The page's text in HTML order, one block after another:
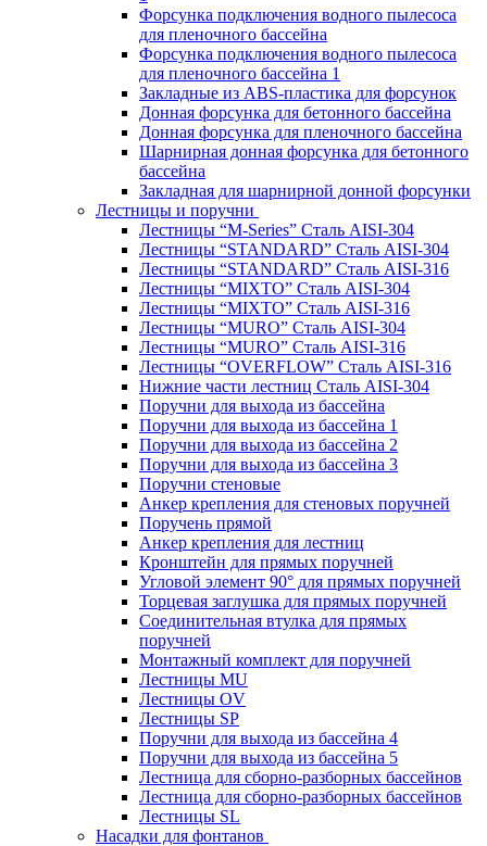
Форсунка подключения водного пылесоса
для пленочного бассейна
Форсунка подключения водного пылесоса
для пленочного бассейна 1
Закладные из ABS-пластика для форсунок
Донная форсунка для бетонного бассейна
Донная форсунка для пленочного бассейна
Шарнирная донная форсунка для бетонного
бассейна
Закладная для шарнирной донной форсунки
Лестницы и поручни
Лестницы “M-Series” Сталь AISI-304
Лестницы “STANDARD” Сталь AISI-304
Лестницы “STANDARD” Сталь AISI-316
Лестницы “MIXTO” Сталь AISI-304
Лестницы “MIXTO” Сталь AISI-316
Лестницы “MURO” Сталь AISI-304
Лестницы “MURO” Сталь AISI-316
Лестницы “OVERFLOW” Сталь AISI-316
Нижние части лестниц Сталь AISI-304
Поручни для выхода из бассейна
Поручни для выхода из бассейна 1
Поручни для выхода из бассейна 2
Поручни для выхода из бассейна 3
Поручни стеновые
Анкер крепления для стеновых поручней
Поручень прямой
Анкер крепления для лестниц
Кронштейн для прямых поручней
Угловой элемент 90° для прямых поручней
Торцевая заглушка для прямых поручней
Соединительная втулка для прямых
поручней
Монтажный комплект для поручней
Лестницы MU
Лестницы OV
Лестницы SP
Поручни для выхода из бассейна 4
Поручни для выхода из бассейна 5
Лестница для сборно-разборных бассейнов
Лестница для сборно-разборных бассейнов
Лестницы SL
Насадки для фонтанов